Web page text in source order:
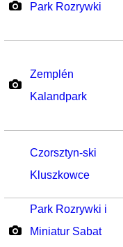
Park Rozrywki
Zemplén
Kalandpark
Czorsztyn-ski
Kluszkowce
Park Rozrywki i
Miniatur Sabat